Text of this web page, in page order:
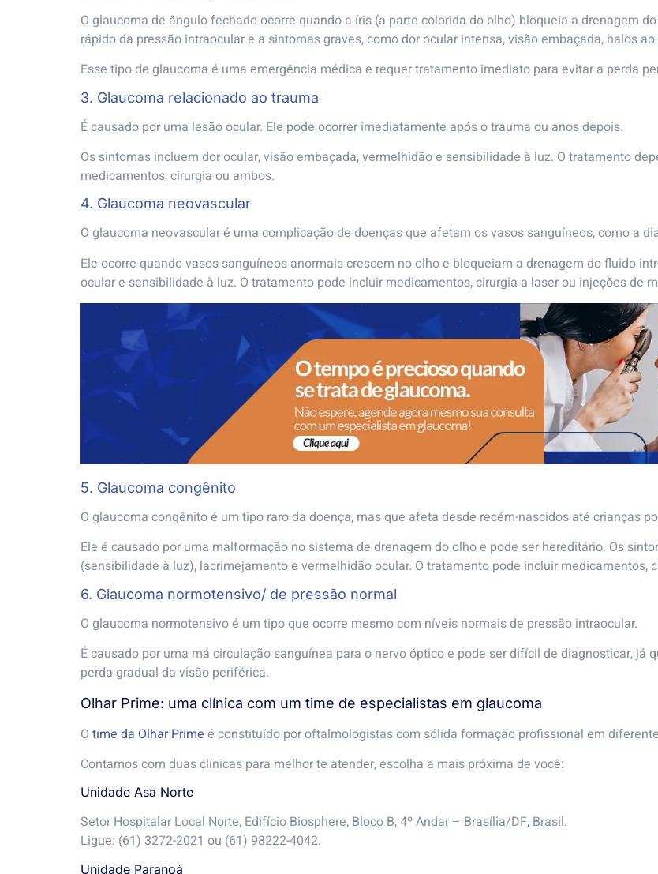
O glaucoma de ângulo fechado ocorre quando a íris (a parte colorida do olho) bloqueia a drenagem
rápido da pressão intraocular e a sintomas graves, como dor ocular intensa, visão embaçada, halos
Esse tipo de glaucoma é uma emergência médica e requer tratamento imediato para evitar a perda
3. Glaucoma relacionado ao trauma
É causado por uma lesão ocular. Ele pode ocorrer imediatamente após o trauma ou anos depois.
Os sintomas incluem dor ocular, visão embaçada, vermelhidão e sensibilidade à luz. O tratamento
medicamentos, cirurgia ou ambos.
4. Glaucoma neovascular
O glaucoma neovascular é uma complicação de doenças que afetam os vasos sanguíneos, como a
Ele ocorre quando vasos sanguíneos anormais crescem no olho e bloqueiam a drenagem do fluido
ocular e sensibilidade à luz. O tratamento pode incluir medicamentos, cirurgia a laser ou injeções de
5. Glaucoma congênito
O glaucoma congênito é um tipo raro da doença, mas que afeta desde recém-nascidos até crianças
Ele é causado por uma malformação no sistema de drenagem do olho e pode ser hereditário. Os
(sensibilidade à luz), lacrimejamento e vermelhidão ocular. O tratamento pode incluir medicamentos,
6. Glaucoma normotensivo/ de pressão normal
O glaucoma normotensivo é um tipo que ocorre mesmo com níveis normais de pressão intraocular.
É causado por uma má circulação sanguínea para o nervo óptico e pode ser difícil de diagnosticar, já
perda gradual da visão periférica.
Olhar Prime: uma clínica com um time de especialistas em glaucoma
O time da Olhar Prime é constituído por oftalmologistas com sólida formação profissional em
Contamos com duas clínicas para melhor te atender, escolha a mais próxima de você:
Unidade Asa Norte
Setor Hospitalar Local Norte, Edifício Biosphere, Bloco B, 4º Andar – Brasília/DF, Brasil.
Ligue: (61) 3272-2021 ou (61) 98222-4042.
Unidade Paranoá